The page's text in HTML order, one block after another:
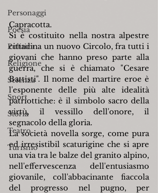
Personaggi
Poesia
Politica
Religione
Scienza
Sport
Storia
Teatro
Turismo
Capracotta.
Si è costituito nella nostra alpestre
cittadina un nuovo Circolo, fra tutti i
giovani che hanno preso parte alla
guerra, che si è chiamato "Cesare
Battisti". Il nome del martire eroe è
l'esponente delle più alte idealità
patriottiche: è il simbolo sacro della
virtù, il vessillo dell'onore, il
segnacolo della gloria.
La società novella sorge, come pura
ed irresistibil scaturigine che si apre
una via tra le balze del granito alpino,
nell'effervescenza dell'entusiasmo
giovanile, coll'abbacinante fiaccola
del progresso nel pugno, per